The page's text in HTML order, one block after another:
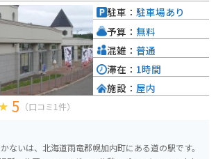
トが多く、ツーリングの立ち寄り先としてもおすす
5 （口コミ1件）
ないは、北海道雨竜郡幌加内町にある道の駅です。
駐車： 駐車場あり
予算： 無料
混雑： 普通
滞在： 1時間
施設： 屋内